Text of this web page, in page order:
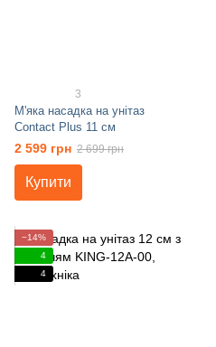
3
М'яка насадка на унітаз
Contact Plus 11 см
2 599 грн 2 699 грн
Купити
−14%
4
4